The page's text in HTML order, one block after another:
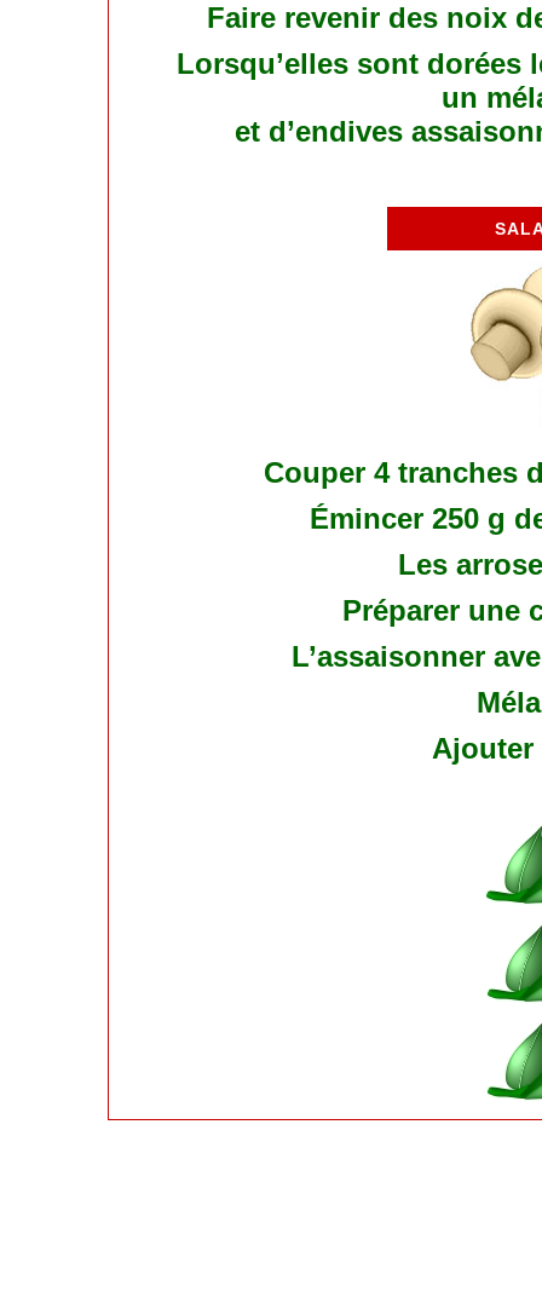
Faire revenir des noix
Lorsqu’elles sont dorées
un
et d’endives
Couper 4 tranches
Émincer 250 g
Les
Préparer une
L’assaisonner
Ajouter